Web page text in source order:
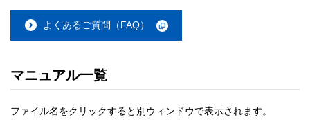
よくあるご質問（FAQ）
マニュアル一覧
ファイル名をクリックすると別ウィンドウで表示されます。